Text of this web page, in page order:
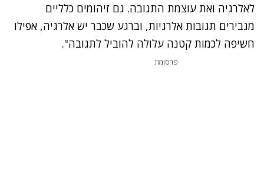
לאלרגיה ואת עוצמת התגובה. גם זיהומים כלליים
מגבירים תגובות אלרגיות, וברגע שכבר יש אלרגיה, אפילו
חשיפה לכמות קטנה עלולה להוביל לתגובה".
פרסומת